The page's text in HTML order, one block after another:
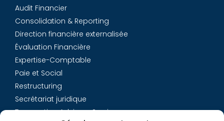
Audit Financier
Consolidation & Reporting
Direction financière externalisée
Évaluation Financière
Expertise-Comptable
Paie et Social
Restructuring
Secrétariat juridique
Transaction Advisory Services